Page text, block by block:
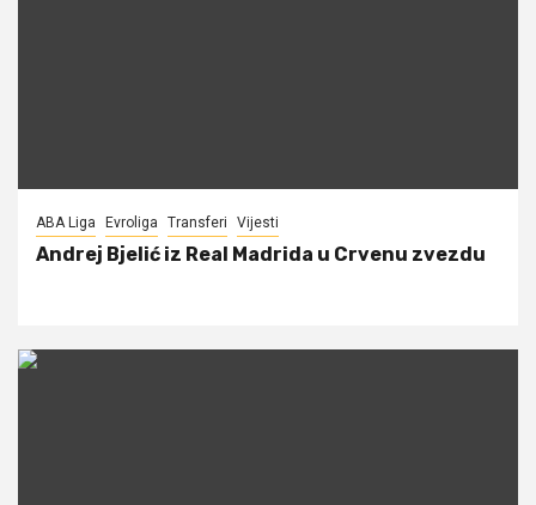
ABA Liga Evroliga Transferi Vijesti
Andrej Bjelić iz Real Madrida u Crvenu zvezdu